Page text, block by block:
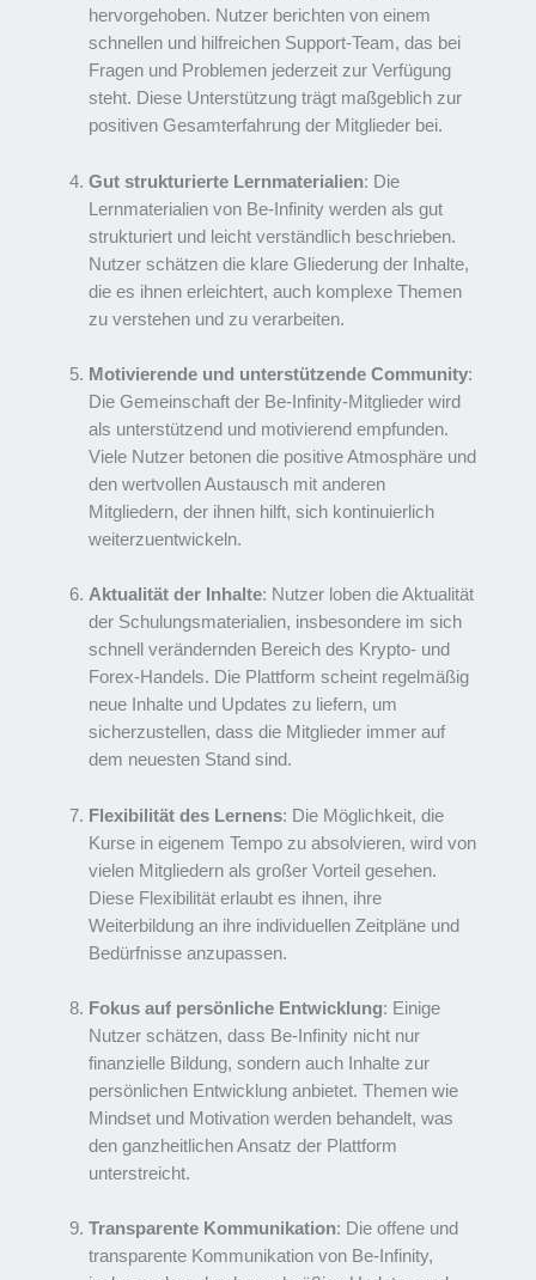
hervorgehoben. Nutzer berichten von einem
schnellen und hilfreichen Support-Team, das bei
Fragen und Problemen jederzeit zur Verfügung
steht. Diese Unterstützung trägt maßgeblich zur
positiven Gesamterfahrung der Mitglieder bei.
Gut strukturierte Lernmaterialien: Die
Lernmaterialien von Be-Infinity werden als gut
strukturiert und leicht verständlich beschrieben.
Nutzer schätzen die klare Gliederung der Inhalte,
die es ihnen erleichtert, auch komplexe Themen
zu verstehen und zu verarbeiten.
Motivierende und unterstützende Community:
Die Gemeinschaft der Be-Infinity-Mitglieder wird
als unterstützend und motivierend empfunden.
Viele Nutzer betonen die positive Atmosphäre und
den wertvollen Austausch mit anderen
Mitgliedern, der ihnen hilft, sich kontinuierlich
weiterzuentwickeln.
Aktualität der Inhalte: Nutzer loben die Aktualität
der Schulungsmaterialien, insbesondere im sich
schnell verändernden Bereich des Krypto- und
Forex-Handels. Die Plattform scheint regelmäßig
neue Inhalte und Updates zu liefern, um
sicherzustellen, dass die Mitglieder immer auf
dem neuesten Stand sind.
Flexibilität des Lernens: Die Möglichkeit, die
Kurse in eigenem Tempo zu absolvieren, wird von
vielen Mitgliedern als großer Vorteil gesehen.
Diese Flexibilität erlaubt es ihnen, ihre
Weiterbildung an ihre individuellen Zeitpläne und
Bedürfnisse anzupassen.
Fokus auf persönliche Entwicklung: Einige
Nutzer schätzen, dass Be-Infinity nicht nur
finanzielle Bildung, sondern auch Inhalte zur
persönlichen Entwicklung anbietet. Themen wie
Mindset und Motivation werden behandelt, was
den ganzheitlichen Ansatz der Plattform
unterstreicht.
Transparente Kommunikation: Die offene und
transparente Kommunikation von Be-Infinity,